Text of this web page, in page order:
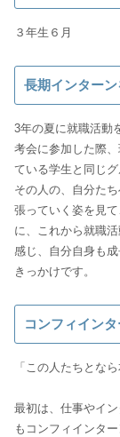
３年生６月
長期インターン
3年の夏に就職活動
考会に参加した際
ている学生と同じグ
その人の、自分た
張っていく姿を見
に、これから就職
感じ、自分自身も
きっかけです。
コンフィイン
「この人たちとな
最初は、仕事やイ
もコンフィインタ